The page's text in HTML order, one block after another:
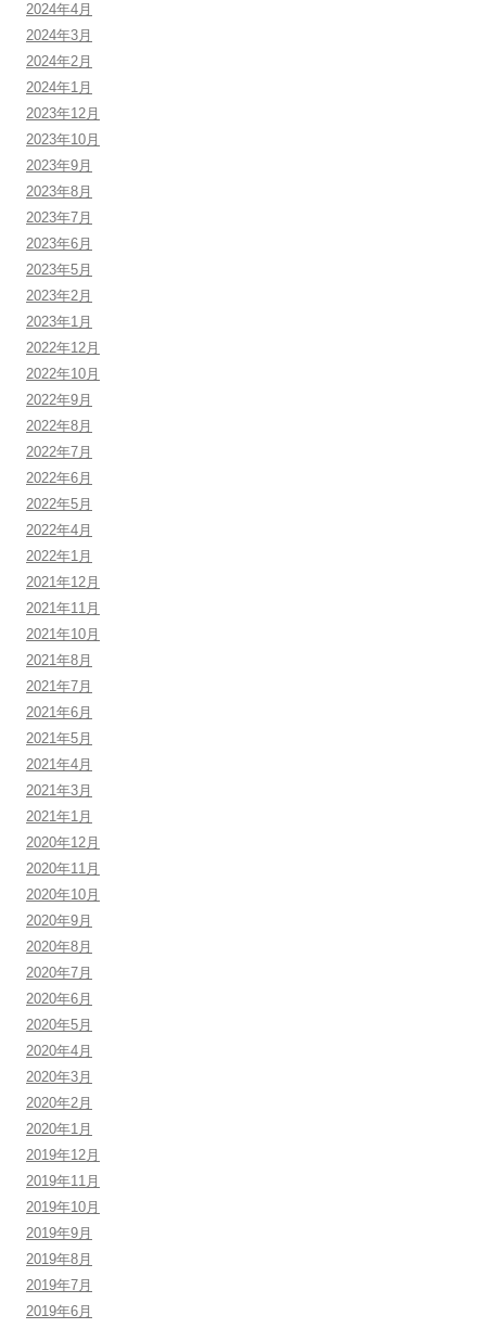
2024年4月
2024年3月
2024年2月
2024年1月
2023年12月
2023年10月
2023年9月
2023年8月
2023年7月
2023年6月
2023年5月
2023年2月
2023年1月
2022年12月
2022年10月
2022年9月
2022年8月
2022年7月
2022年6月
2022年5月
2022年4月
2022年1月
2021年12月
2021年11月
2021年10月
2021年8月
2021年7月
2021年6月
2021年5月
2021年4月
2021年3月
2021年1月
2020年12月
2020年11月
2020年10月
2020年9月
2020年8月
2020年7月
2020年6月
2020年5月
2020年4月
2020年3月
2020年2月
2020年1月
2019年12月
2019年11月
2019年10月
2019年9月
2019年8月
2019年7月
2019年6月